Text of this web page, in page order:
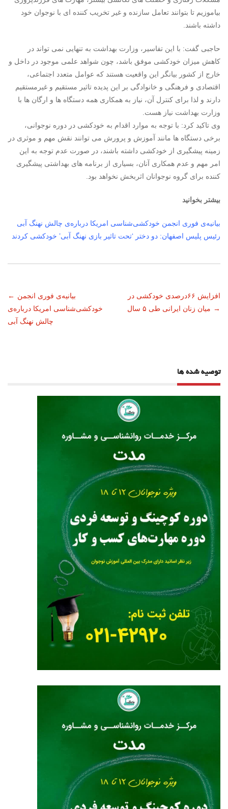
بیاموزیم تا بتوانند تعامل سازنده و غیر تخریب کننده ای با نوجوان خود
داشته باشند.
حاجبی گفت: با این تفاسیر، وزارت بهداشت به تنهایی نمی تواند در
کاهش میزان خودکشی موفق باشد، چون شواهد علمی موجود در داخل و
خارج از کشور بیانگر این واقعیت هستند که عوامل متعدد اجتماعی،
اقتصادی و فرهنگی و خانوادگی بر این پدیده تاثیر مستقیم و غیرمستقیم
دارند و لذا برای کنترل آن، نیاز به همکاری همه دستگاه ها و ارگان ها با
وزارت بهداشت نیاز هست.
وی تاکید کرد: با توجه به موارد اقدام به خودکشی در دوره نوجوانی،
برخی دستگاه ها مانند آموزش و پرورش می توانند نقش مهم و موثری در
زمینه پیشگیری از خودکشی داشته باشند، در صورت عدم توجه به این
امر مهم و عدم همکاری آنان، بسیاری از برنامه های بهداشتی پیشگیری
کننده برای گروه نوجوانان اثربخش نخواهد بود.
بیشتر بخوانید
بیانیه‌ی فوری انجمن خودکشی‌شناسی امریکا درباره‌ی چالش نهنگ آبی
رئیس پلیس اصفهان: دو دختر ‘تحت تاثیر بازی نهنگ آبی’ خودکشی کردند
ناوبری
نوشته
← بیانیه‌ی فوری انجمن
خودکشی‌شناسی امریکا درباره‌ی
چالش نهنگ آبی
افزایش ۶۶درصدی خودکشی در
میان زنان ایرانی طی ۵ سال →
توصیه شده ها